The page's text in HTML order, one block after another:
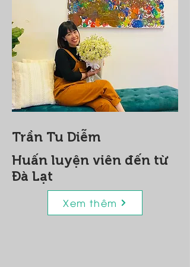
Trần Tu Diễm
Huấn luyện viên đến từ
Đà Lạt
Xem thêm